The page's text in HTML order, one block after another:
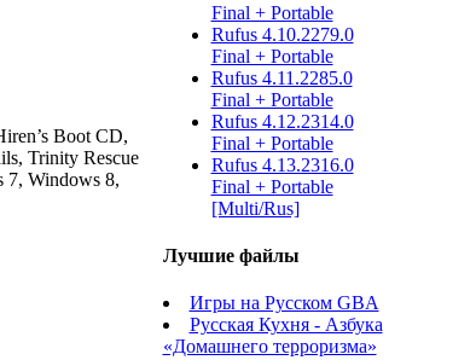
Boot CD,
Trinity Rescue
7, Windows 8,
Final + Portable
Rufus 4.10.2279.0
Final + Portable
Rufus 4.11.2285.0
Final + Portable
Rufus 4.12.2314.0
Final + Portable
Rufus 4.13.2316.0
Final + Portable
[Multi/Rus]
Лучшие файлы
Игры на Русском GBA
Русская Кухня - Азбука
«Домашнего терроризма»